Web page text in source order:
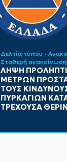
Δελτία τύπου -
Σταθερή ανακοίνωση
ΛΗΨΗ
ΜΕΤΡΩΝ
ΤΟΥΣ
ΠΥΡΚΑΓΙΩΝ
ΤΡΕΧΟΥΣΑ